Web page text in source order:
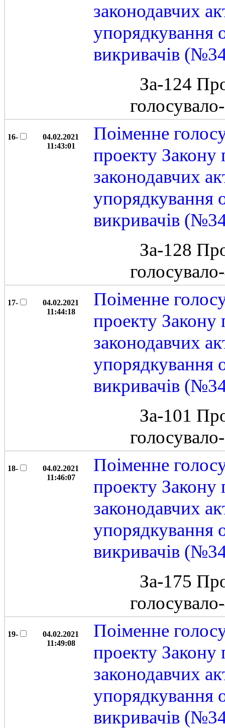
законодавчих
упорядкування
викривачів
За-124
16-
04.02.2021
11:43:01
Поіменне
проекту Закону
законодавчих
упорядкування
викривачів
За-128
17-
04.02.2021
11:44:18
Поіменне
проекту Закону
законодавчих
упорядкування
викривачів
За-101
18-
04.02.2021
11:46:07
Поіменне
проекту Закону
законодавчих
упорядкування
викривачів
За-175
19-
04.02.2021
11:49:08
Поіменне
проекту Закону
законодавчих
упорядкування
викривачів